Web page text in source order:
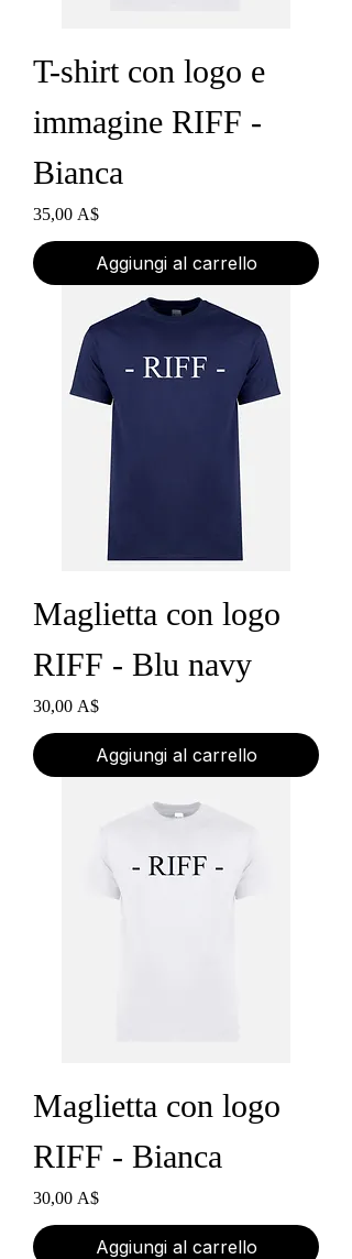
T-shirt con logo e
immagine RIFF -
Bianca
Prezzo
35,00 A$
Aggiungi al carrello
Maglietta con logo
RIFF - Blu navy
Prezzo
30,00 A$
Aggiungi al carrello
Maglietta con logo
RIFF - Bianca
Prezzo
30,00 A$
Aggiungi al carrello